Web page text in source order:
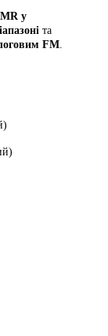
у
та
FM